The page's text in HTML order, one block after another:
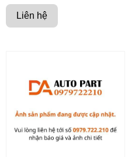
Liên hệ